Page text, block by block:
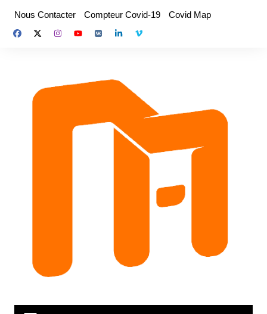
contenu
Nous Contacter Compteur Covid-19 Covid Map